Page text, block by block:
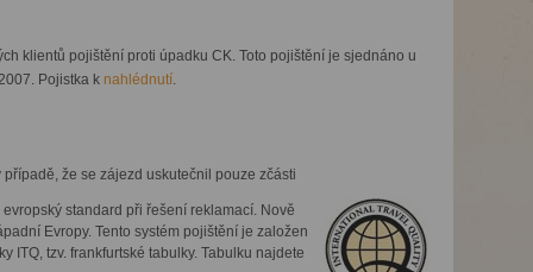
klientů pojištění proti úpadku CK. Toto pojištění je sjednáno u
Pojistka k nahlédnutí.
že se zájezd uskutečnil pouze zčásti
standard při řešení reklamací. Nově
Evropy. Tento systém pojištění je založen
tzv. frankfurtské tabulky. Tabulku najdete